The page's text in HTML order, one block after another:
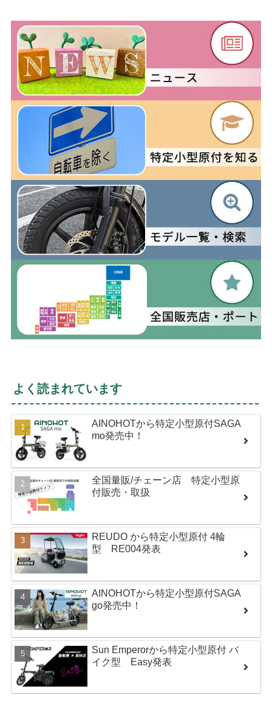
よく読まれています
AINOHOTから特定小型原付SAGA
mo発売中！
全国量販/チェーン店 特定小型原
付販売・取扱
REUDO から特定小型原付 4輪
型 RE004発表
AINOHOTから特定小型原付SAGA
go発売中！
Sun Emperorから特定小型原付 バ
イク型 Easy発表